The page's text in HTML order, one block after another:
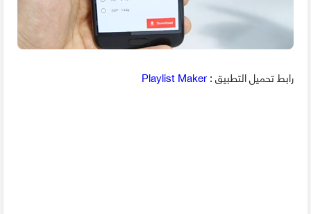
رابط تحميل التطبيق :Playlist Maker